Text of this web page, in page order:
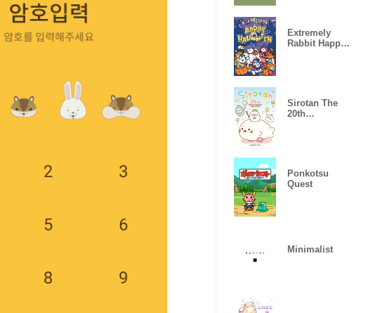
Extremely
Rabbit Happy
Sirotan The
20th
Ponkotsu
Quest
Minimalist